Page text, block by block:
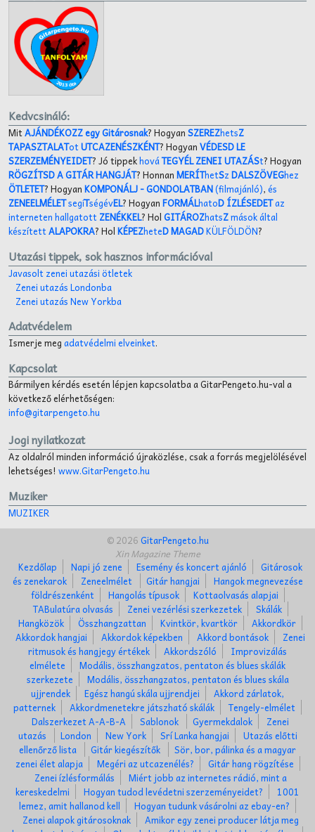
Kedvcsináló:
MitAJÁNDÉKOZZ egy Gitárosnak? HogyanSZEREZhetsZ
TAPASZTALATotUTCAZENÉSZKÉNT? HogyanVÉDESD LE
SZERZEMÉNYEIDET? Jó tippekhováTEGYÉL ZENEI UTAZÁSt? Hogyan
RÖGZÍTSD A GITÁR HANGJÁT? HonnanMERÍThetSzDALSZÖVEGhez
ÖTLETET? HogyanKOMPONÁLJ- GONDOLATBAN(filmajánló),és
ZENEELMÉLETsegíTségévEL? HogyanFORMÁLhatoD ÍZLÉSEDETaz
interneten hallgatott ZENÉKKEL? HolGITÁROZhatsZmások által
készítettALAPOKRA? HolKÉPEZheteD MAGADKÜLFÖLDÖN?
Utazási tippek, sok hasznos információval
Javasolt zenei utazási ötletek
Zenei utazás Londonba
Zenei utazás New Yorkba
Adatvédelem
Ismerje megadatvédelmi elveinket.
Kapcsolat
Bármilyen kérdés esetén lépjen kapcsolatba a GitarPengeto.hu-val a
következő elérhetőségen:
info@gitarpengeto.hu
Jogi nyilatkozat
Az oldalról minden információ újraközlése, csak a forrás megjelölésével
lehetséges! www.GitarPengeto.hu
Muziker
MUZIKER
© 2026GitarPengeto.hu
Xin Magazine Theme
Kezdőlap
Napi jó zene Esemény és koncert ajánló
Gitárosok
és zenekarok
Zeneelmélet Gitár hangjai
Hangok megnevezése
földrészenként
Hangolás típusok
Kottaolvasás alapjai
TABulatúra olvasás
Zenei vezérlési szerkezetek
Skálák
Hangközök
Összhangzattan Kvintkör, kvartkör
Akkordkör
Akkordok hangjai
Akkordok képekben Akkord bontások
Zenei
ritmusok és hangjegy értékek
Akkordszóló
Improvizálás
elmélete
Modális, összhangzatos, pentaton és blues skálák
szerkezete
Modális, összhangzatos, pentaton és blues skála
ujjrendek
Egész hangú skála ujjrendjei
Akkord zárlatok,
patternek
Akkordmenetekre játszható skálák
Tengely-elmélet
Dalszerkezet A-A-B-A
Sablonok Gyermekdalok
Zenei
utazás
London New York Srí Lanka hangjai
Utazás előtti
ellenőrző lista
Gitár kiegészítők
Sör, bor, pálinka és a magyar
zenei élet alapja
Megéri az utcazenélés?
Gitár hang rögzítése
Zenei ízlésformálás
Miért jobb az internetes rádió, mint a
kereskedelmi
Hogyan tudod levédetni szerzeményeidet?
1001
lemez, amit hallanod kell
Hogyan tudunk vásárolni az ebay-en?
Zenei alapok gitárosoknak
Amikor egy zenei producer látja meg